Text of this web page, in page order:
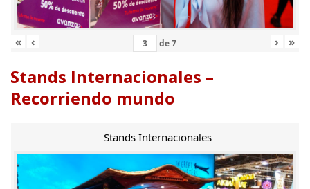
« ‹ de7 › »
Stands Internacionales –
Recorriendo mundo
Stands Internacionales